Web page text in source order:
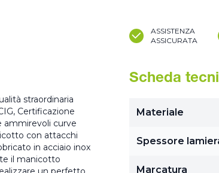
ASSISTENZA
ASSICURATA
straordinaria
Certificazione
ammirevoli curve
con attacchi
in acciaio inox
il manicotto
Scheda
Materiale
Spessore
Marcatura